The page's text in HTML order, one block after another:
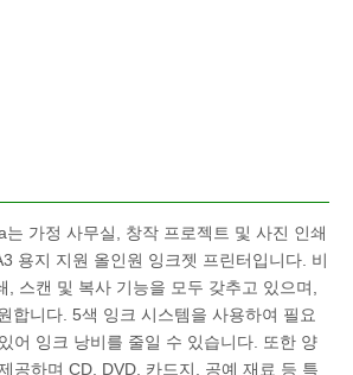
는 가정 사무실, 창작 프로젝트 및 사진 인쇄
용지 지원 올인원 잉크젯 프린터입니다. 비
, 스캔 및 복사 기능을 모두 갖추고 있으며,
합니다. 5색 잉크 시스템을 사용하여 필요
어 잉크 낭비를 줄일 수 있습니다. 또한 양
공하며 CD, DVD, 카드지, 공예 재료 등 특